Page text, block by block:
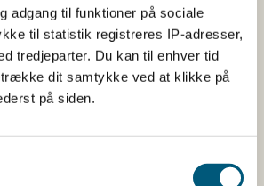
adgang til funktioner på sociale
til statistik registreres IP-adresser,
tredjeparter. Du kan til enhver tid
dit samtykke ved at klikke på
på siden.
af virksomheder